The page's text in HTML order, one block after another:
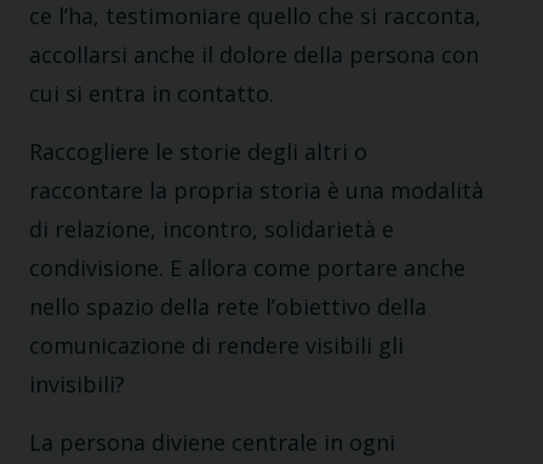
ce l’ha, testimoniare quello che si racconta,
accollarsi anche il dolore della persona con
cui si entra in contatto.
Raccogliere le storie degli altri o
raccontare la propria storia è una modalità
di relazione, incontro, solidarietà e
condivisione. E allora come portare anche
nello spazio della rete l’obiettivo della
comunicazione di rendere visibili gli
invisibili?
La persona diviene centrale in ogni